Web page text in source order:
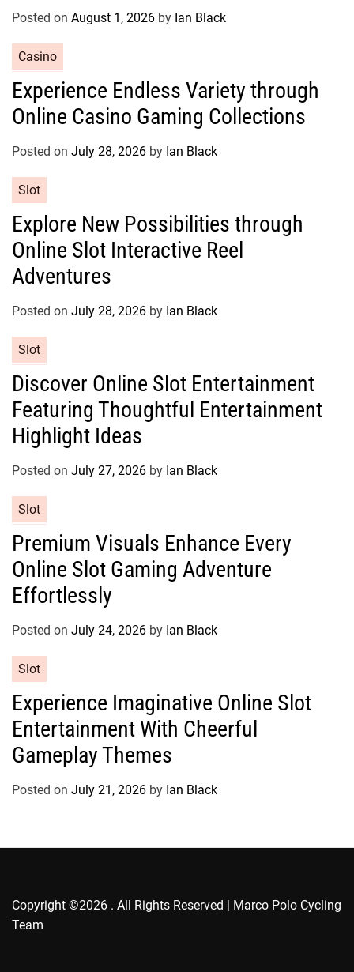
r
s
Posted on August 1, 2026 by Ian Black
a
e
o
e
s
Casino
Experience Endless Variety through
Online Casino Gaming Collections
Posted on July 28, 2026 by Ian Black
a
e
g
o
r
s
Slot
Explore New Possibilities through
Online Slot Interactive Reel
Adventures
Posted on July 28, 2026 by Ian Black
a
e
g
o
r
s
Slot
Discover Online Slot Entertainment
Featuring Thoughtful Entertainment
Highlight Ideas
Posted on July 27, 2026 by Ian Black
a
e
g
o
r
s
Slot
Premium Visuals Enhance Every
Online Slot Gaming Adventure
Effortlessly
Posted on July 24, 2026 by Ian Black
a
e
g
o
r
Slot
Experience Imaginative Online Slot
Entertainment With Cheerful
Gameplay Themes
Posted on July 21, 2026 by Ian Black
Copyright ©2026 . All Rights Reserved | Marco Polo Cycling
Team